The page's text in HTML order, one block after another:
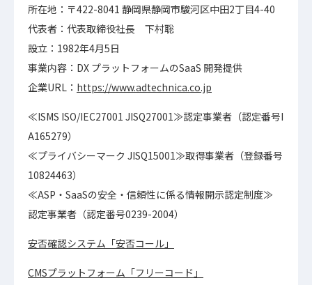
所在地：〒422-8041 静岡県静岡市駿河区中田2丁目4-40
代表者：代表取締役社長 下村聡
設立：1982年4月5日
事業内容：DX プラットフォームのSaaS 開発提供
企業URL： https://www.adtechnica.co.jp
≪ISMS ISO/IEC27001 JISQ27001≫認定事業者（認定番号I
A165279）
≪プライバシーマーク JISQ15001≫取得事業者（登録番号
10824463）
≪ASP・SaaSの安全・信頼性に係る情報開示認定制度≫
認定事業者（認定番号0239-2004）
安否確認システム「安否コール」
CMSプラットフォーム「フリーコード」